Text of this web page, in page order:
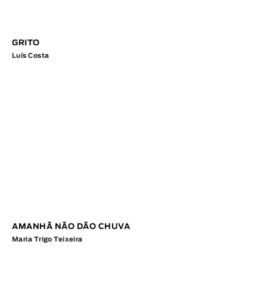
GRITO
Luís Costa
AMANHÃ NÃO DÃO CHUVA
Maria Trigo Teixeira